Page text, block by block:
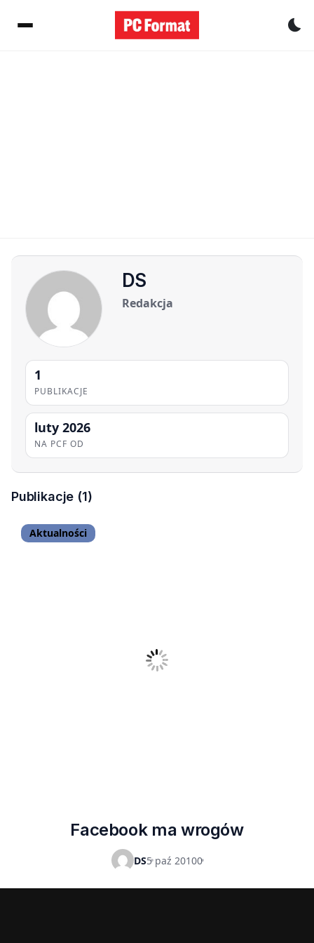
DS
Redakcja
1
PUBLIKACJE
luty 2026
NA PCF OD
Publikacje (1)
Aktualności
Facebook ma wrogów
DS5 paź 20100